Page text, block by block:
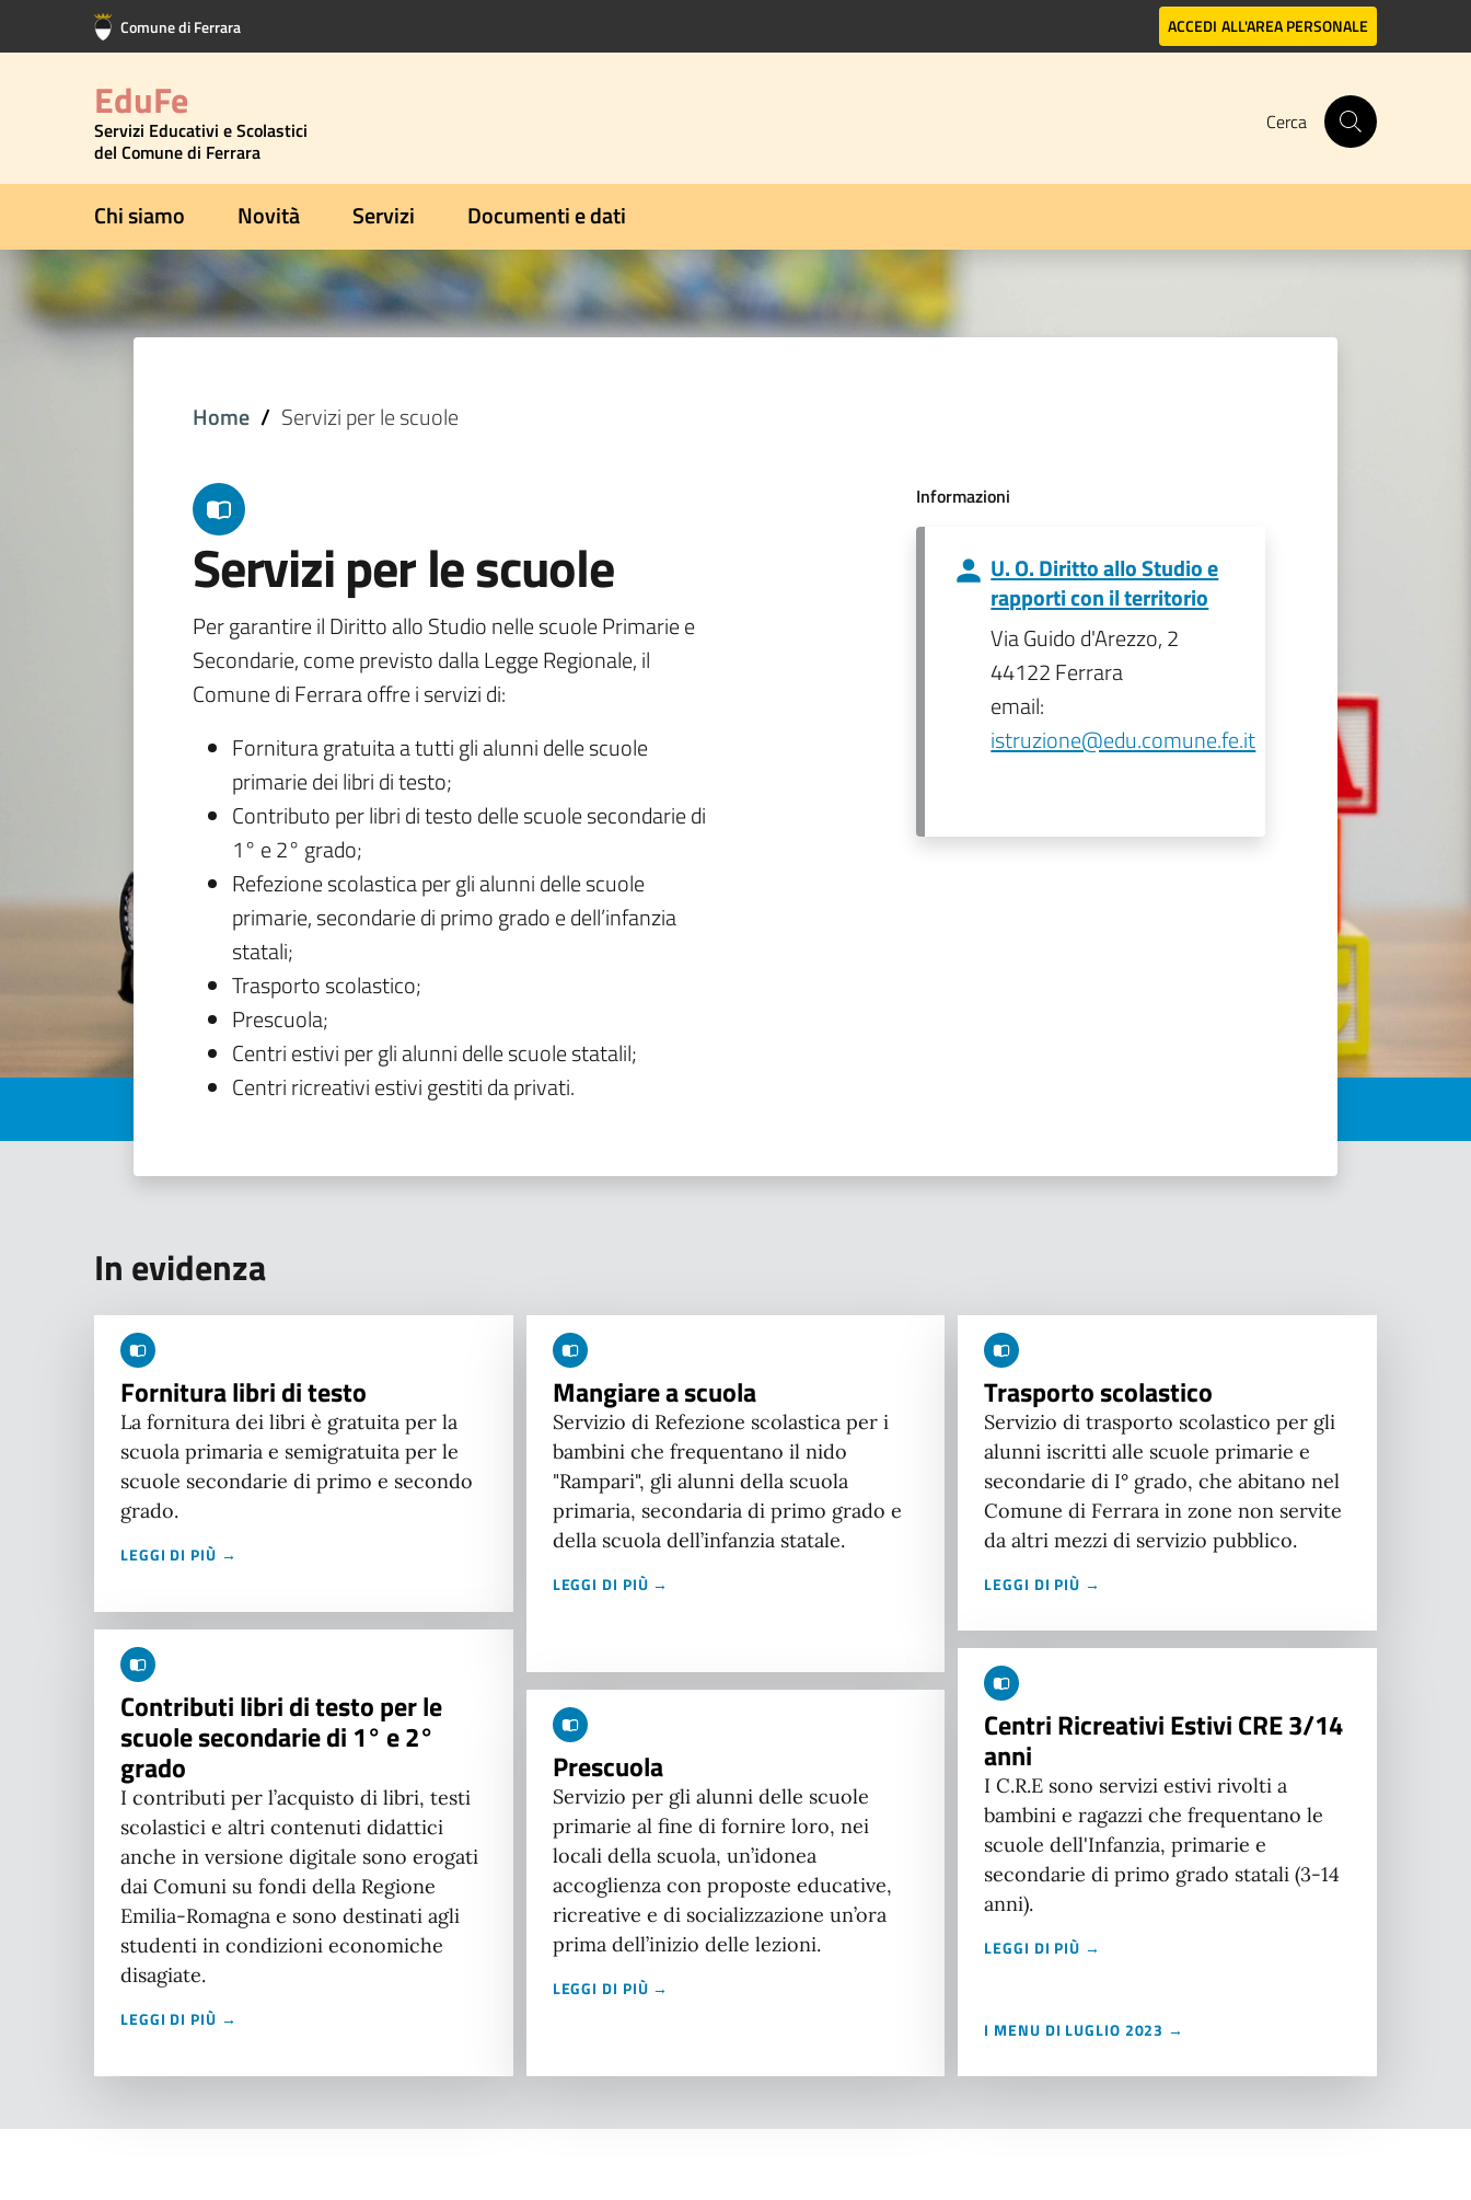
Vai al contenuto principale
Vai al footer Comune di Ferrara ACCEDI ALL'AREA PERSONALE
EduFe
Servizi Educativi e Scolastici
del Comune di Ferrara
Cerca
Chi siamo Novità Servizi Documenti e dati
Home Servizi per le scuole
Servizi per le scuole
Per garantire il Diritto allo Studio nelle scuole Primarie e
Secondarie, come previsto dalla Legge Regionale, il
Comune di Ferrara offre i servizi di:
Fornitura gratuita a tutti gli alunni delle scuole
primarie dei libri di testo;
Contributo per libri di testo delle scuole secondarie di
1° e 2° grado;
Refezione scolastica per gli alunni delle scuole
primarie, secondarie di primo grado e dell’infanzia
statali;
Trasporto scolastico;
Prescuola;
Centri estivi per gli alunni delle scuole statalil;
Centri ricreativi estivi gestiti da privati.
Informazioni
U. O. Diritto allo Studio e
rapporti con il territorio
Via Guido d'Arezzo, 2
44122 Ferrara
email:
istruzione@edu.comune.fe.it
In evidenza
Fornitura libri di testo
La fornitura dei libri è gratuita per la
scuola primaria e semigratuita per le
scuole secondarie di primo e secondo
grado.
LEGGI DI PIÙ →
Contributi libri di testo per le
scuole secondarie di 1° e 2°
grado
I contributi per l’acquisto di libri, testi
scolastici e altri contenuti didattici
anche in versione digitale sono erogati
dai Comuni su fondi della Regione
Emilia-Romagna e sono destinati agli
studenti in condizioni economiche
disagiate.
LEGGI DI PIÙ →
Mangiare a scuola
Servizio di Refezione scolastica per i
bambini che frequentano il nido
"Rampari", gli alunni della scuola
primaria, secondaria di primo grado e
della scuola dell’infanzia statale.
LEGGI DI PIÙ →
Prescuola
Servizio per gli alunni delle scuole
primarie al fine di fornire loro, nei
locali della scuola, un’idonea
accoglienza con proposte educative,
ricreative e di socializzazione un’ora
prima dell’inizio delle lezioni.
LEGGI DI PIÙ →
Trasporto scolastico
Servizio di trasporto scolastico per gli
alunni iscritti alle scuole primarie e
secondarie di I° grado, che abitano nel
Comune di Ferrara in zone non servite
da altri mezzi di servizio pubblico.
LEGGI DI PIÙ →
Centri Ricreativi Estivi CRE 3/14
anni
I C.R.E sono servizi estivi rivolti a
bambini e ragazzi che frequentano le
scuole dell'Infanzia, primarie e
secondarie di primo grado statali (3-14
anni).
LEGGI DI PIÙ →
I MENU DI LUGLIO 2023 →